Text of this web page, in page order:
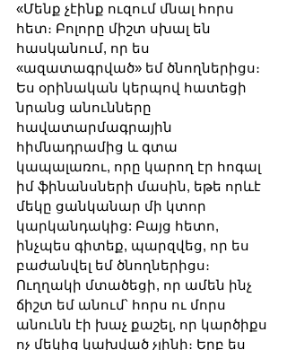
«Մենք չէինք ուզում մնալ հորս
հետ։ Բոլորը միշտ սխալ են
հասկանում, որ ես
«ազատագրված» եմ ծնողներիցս։
Ես օրինական կերպով հատեցի
նրանց անունները
հավատարմագրային
հիմնադրամից և գտա
կապալառու, որը կարող էր հոգալ
իմ ֆինանսների մասին, եթե որևէ
մեկը ցանկանար մի կտոր
կարկանդակից: Բայց հետո,
ինչպես գիտեք, պարզվեց, որ ես
բաժանվել եմ ծնողներիցս։
Ուղղակի մտածեցի, որ ամեն ինչ
ճիշտ եմ անում՝ հորս ու մորս
անունն էի խաչ քաշել, որ կարծիքս
ոչ մեկից կախված չլինի։ Երբ ես